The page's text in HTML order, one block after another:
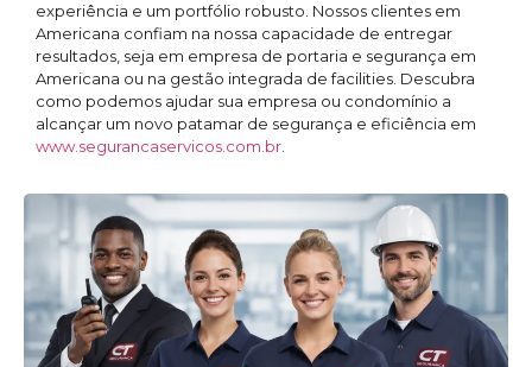
experiência e um portfólio robusto. Nossos clientes em
Americana confiam na nossa capacidade de entregar
resultados, seja em empresa de portaria e segurança em
Americana ou na gestão integrada de facilities. Descubra
como podemos ajudar sua empresa ou condomínio a
alcançar um novo patamar de segurança e eficiência em
www.segurancaservicos.com.br